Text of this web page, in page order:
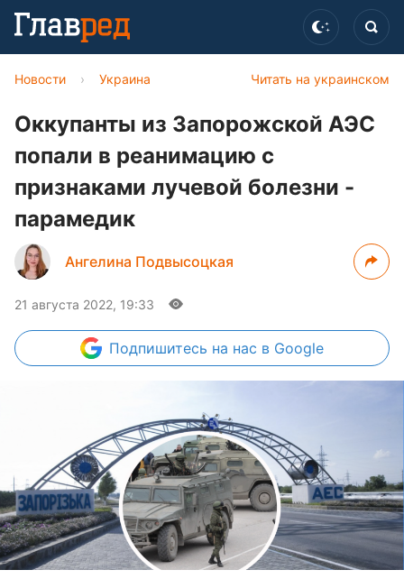
Читать на украинском
Новости › Украина
Оккупанты из Запорожской АЭС
попали в реанимацию с
признаками лучевой болезни -
парамедик
Ангелина Подвысоцкая
21 августа 2022, 19:33
Подпишитесь на нас в Google